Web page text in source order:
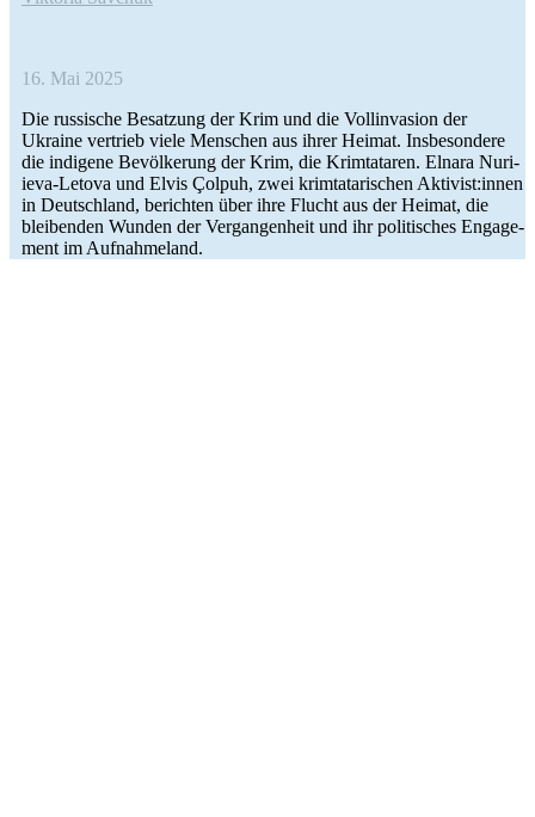
16. Mai 2025
Die rus­si­sche Besat­zung der Krim und die Voll­in­va­sion der
Ukraine ver­trieb viele Men­schen aus ihrer Heimat. Ins­be­son­dere
die indi­gene Bevöl­ke­rung der Krim, die Krim­ta­ta­ren. Elnara Nuri­
ieva-Letova und Elvis Çolpuh, zwei krim­ta­ta­ri­schen Aktivist:innen
in Deutsch­land, berich­ten über ihre Flucht aus der Heimat, die
blei­ben­den Wunden der Ver­gan­gen­heit und ihr poli­ti­sches Enga­ge­
ment im Aufnahmeland.